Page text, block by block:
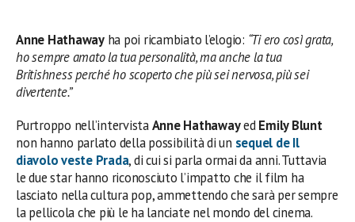
Anne Hathawayha poi ricambiato l’elogio: “Ti ero così grata,
ho sempre amato la tua personalità, ma anche la tua
Britishness perché ho scoperto che più sei nervosa, più sei
divertente.”
Purtroppo nell’intervistaAnne HathawayedEmily Blunt
non hanno parlato della possibilità di un sequel de Il
diavolo veste Prada, di cui si parla ormai da anni. Tuttavia
le due star hanno riconosciuto l’impatto che il film ha
lasciato nella cultura pop, ammettendo che sarà per sempre
la pellicola che più le ha lanciate nel mondo del cinema.